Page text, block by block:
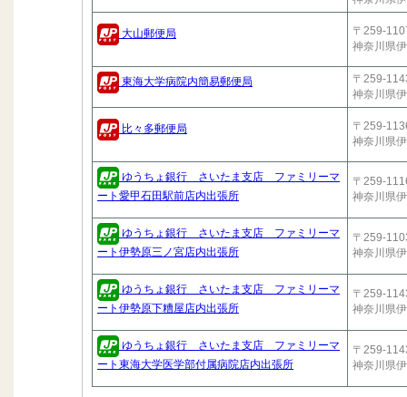
大山郵便局
〒259-
神奈川県
東海大学病院内簡易郵便局
〒259-
神奈川県
比々多郵便局
〒259-
神奈川県
ゆうちょ銀行 さいたま支店 ファミリーマ
ート愛甲石田駅前店内出張所
〒259-
神奈川県
ゆうちょ銀行 さいたま支店 ファミリーマ
ート伊勢原三ノ宮店内出張所
〒259-
神奈川県
ゆうちょ銀行 さいたま支店 ファミリーマ
ート伊勢原下糟屋店内出張所
〒259-
神奈川県
ゆうちょ銀行 さいたま支店 ファミリーマ
ート東海大学医学部付属病院店内出張所
〒259-
神奈川県